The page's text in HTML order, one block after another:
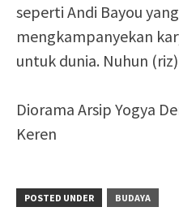
seperti Andi Bayou
mengkampanyekan
untuk dunia. Nuhun (riz)
Diorama Arsip Yogya
Keren
POSTED UNDER BUDAYA